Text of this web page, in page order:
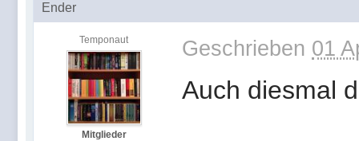
Ender
Temponaut
Mitglieder
Geschrieben 01
Auch diesmal